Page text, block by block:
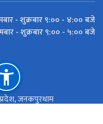
- शुक्रबार ९:०० - ४:०० बजे
- शुक्रबार ९:०० - ५:०० बजे
जनकपुरधाम